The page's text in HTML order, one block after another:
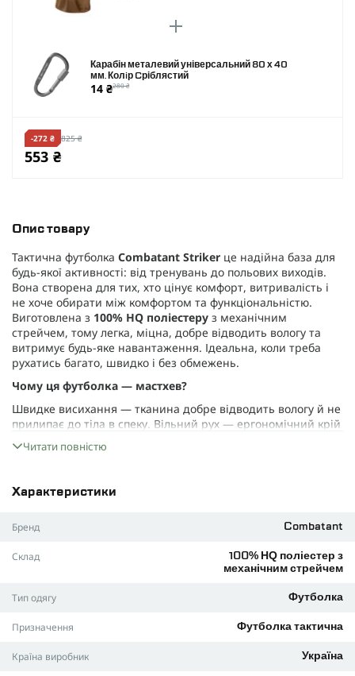
Опис товару
Тактична футболка Combatant Striker це надійна база для
будь-якої активності: від тренувань до польових виходів.
Вона створена для тих, хто цінує комфорт, витривалість і
не хоче обирати між комфортом та функціональністю.
Виготовлена з 100% HQ поліестеру з механічним
стрейчем, тому легка, міцна, добре відводить вологу та
витримує будь-яке навантаження. Ідеальна, коли треба
рухатись багато, швидко і без обмежень.
Чому ця футболка — мастхев?
Швидке висихання — тканина добре відводить вологу й не
прилипає до тіла в спеку. Вільний рух — ергономічний крій
не обмежує тебе в дії, навіть якщо доводиться бігати,
стрибати або повзти. Рукав реглан — зручний варіант, що
Вентиляція — перфоровані вставки допомагають тілу
дихати, навіть коли працюєш на максимум, навіть в степу
непомітною на тілі — ніде не тисне, не дряпає і не
розвантаження.
для військових, так і для туристів, спортсменів, мисливців
Колір койот
— універсальний, не вибивається з
ландшафту, чудово поєднується з іншими елементами
тактичного екіпу та не привертає зайвої уваги ні в полі, ні в
Читати повністю
Характеристики
Бренд Combatant
Склад
100% HQ поліестер з
механічним стрейчем
Тип одягу Футболка
Призначення Футболка тактична
Країна виробник Україна
Карабін металевий універсальний 80 х 40
мм. Колiр Cріблястий
14 ₴280 ₴
-272 ₴ 825 ₴
553 ₴